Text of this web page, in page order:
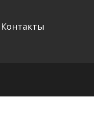
Контакты